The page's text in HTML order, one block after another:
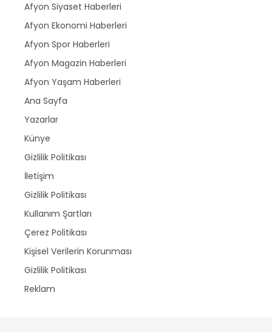
Afyon Siyaset Haberleri
Afyon Ekonomi Haberleri
Afyon Spor Haberleri
Afyon Magazin Haberleri
Afyon Yaşam Haberleri
Ana Sayfa
Yazarlar
Künye
Gizlilik Politikası
İletişim
Gizlilik Politikası
Kullanım Şartları
Çerez Politikası
Kişisel Verilerin Korunması
Gizlilik Politikası
Reklam